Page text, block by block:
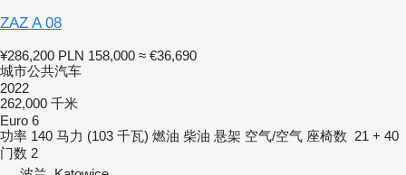
ZAZ A 08
¥286,200 PLN 158,000 ≈ €36,690
城市公共汽车
2022
262,000 千米
Euro 6
功率 140 马力 (103 千瓦) 燃油 柴油 悬架 空气/空气 座椅数 21 + 40
门数 2